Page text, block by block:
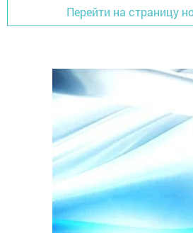
Перейти на страницу